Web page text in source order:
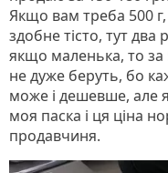
Якщо вам треба 500
здобне тісто, тут два
якщо маленька, то за
не дуже беруть, бо
може і дешевше, але
моя паска і ця ціна
продавчиня.